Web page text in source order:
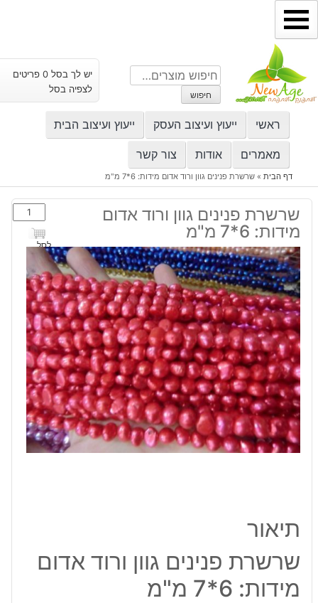
דילוג
לתוכן
חיפוש
עבור:
חיפוש
יש לך בסל 0 פריטים
לצפיה בסל
ראשי ייעוץ ועיצוב העסק ייעוץ ועיצוב הבית
מאמרים אודות צור קשר
דף הבית» שרשרת פנינים גוון ורוד אדום מידות: 6*7 מ"מ
שרשרת פנינים גוון ורוד אדום
מידות: 6*7 מ"מ
כמות
של
שרשרת
פנינים
גוון
ורוד
אדום
מידות:
6*7
מ"מ
לסל
תיאור
שרשרת פנינים גוון ורוד אדום
מידות: 6*7 מ"מ